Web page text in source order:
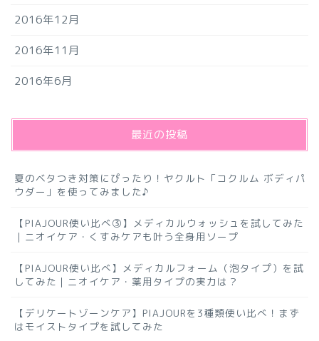
2016年12月
2016年11月
2016年6月
最近の投稿
夏のベタつき対策にぴったり！ヤクルト「コクルム ボディパ
ウダー」を使ってみました♪
【PIAJOUR使い比べ③】メディカルウォッシュを試してみた
｜ニオイケア・くすみケアも叶う全身用ソープ
【PIAJOUR使い比べ】メディカルフォーム（泡タイプ）を試
してみた｜ニオイケア・薬用タイプの実力は？
【デリケートゾーンケア】PIAJOURを3種類使い比べ！まず
はモイストタイプを試してみた